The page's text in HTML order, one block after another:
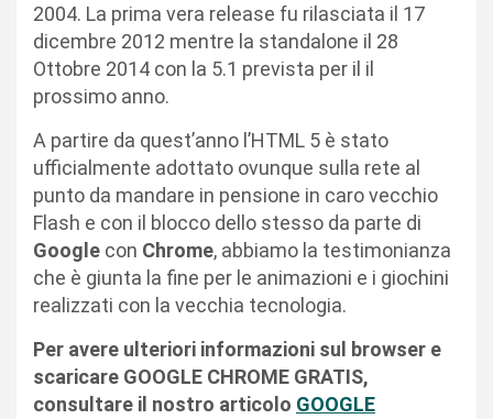
2004. La prima vera release fu rilasciata il 17
dicembre 2012 mentre la standalone il 28
Ottobre 2014 con la 5.1 prevista per il il
prossimo anno.
A partire da quest’anno l’HTML 5 è stato
ufficialmente adottato ovunque sulla rete al
punto da mandare in pensione in caro vecchio
Flash e con il blocco dello stesso da parte di
Google con Chrome, abbiamo la testimonianza
che è giunta la fine per le animazioni e i giochini
realizzati con la vecchia tecnologia.
Per avere ulteriori informazioni sul browser e
scaricare GOOGLE CHROME GRATIS,
consultare il nostro articolo GOOGLE